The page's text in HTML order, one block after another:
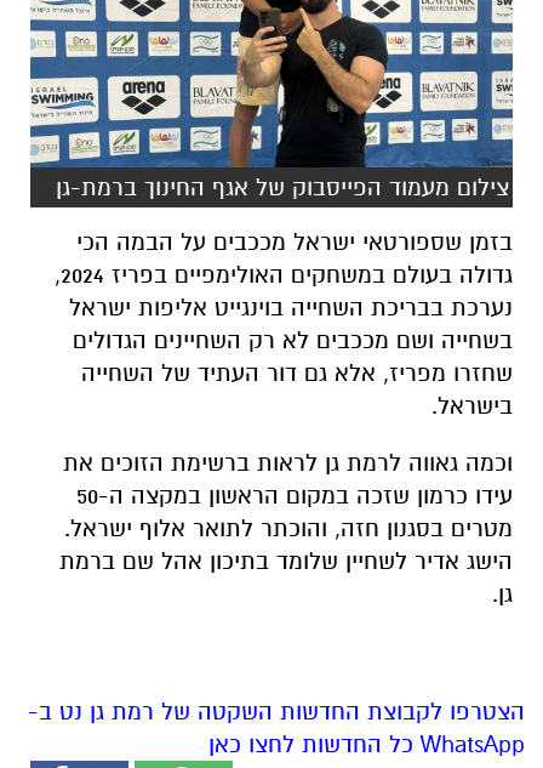
צילום מעמוד הפייסבוק של אגף החינוך ברמת-גן
בזמן שספורטאי ישראל מככבים על הבמה הכי
גדולה בעולם במשחקים האולימפיים בפריז 2024,
נערכת בבריכת השחייה בוינגייט אליפות ישראל
בשחייה ושם מככבים לא רק השחיינים הגדולים
שחזרו מפריז, אלא גם דור העתיד של השחייה
בישראל.
וכמה גאווה לרמת גן לראות ברשימת הזוכים את
עידו כרמון שזכה במקום הראשון במקצה ה-50
מטרים בסגנון חזה, והוכתר לתואר אלוף ישראל.
הישג אדיר לשחיין שלומד בתיכון אהל שם ברמת
גן.
הצטרפו לקבוצת החדשות השקטה של רמת גן נט ב-
WhatsApp כל החדשות לחצו כאן